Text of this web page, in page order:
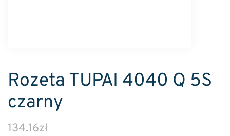
Rozeta TUPAI 4040 Q 5S
czarny
134.16zł